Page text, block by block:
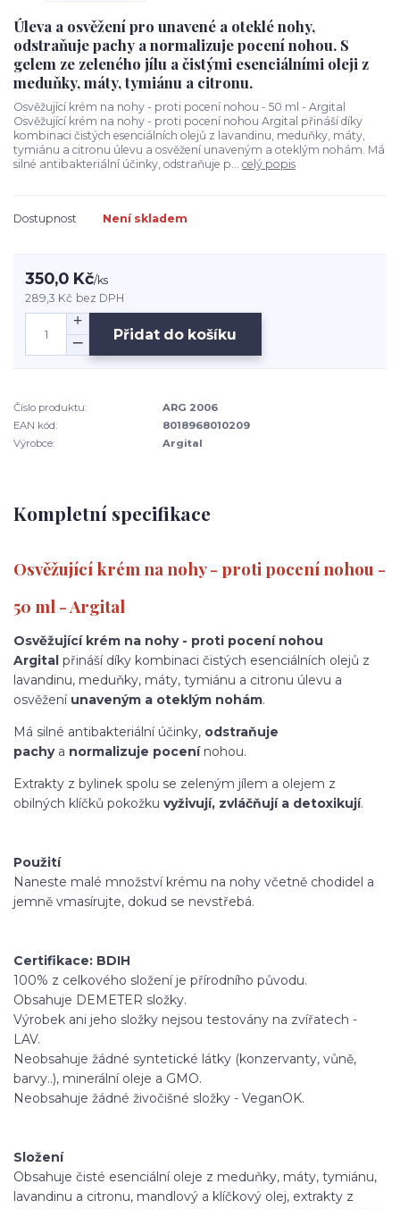
Úleva a osvěžení pro unavené a oteklé nohy,
odstraňuje pachy a normalizuje pocení nohou. S
gelem ze zeleného jílu a čistými esenciálními oleji z
meduňky, máty, tymiánu a citronu.
Osvěžující krém na nohy - proti pocení nohou - 50 ml - Argital
Osvěžující krém na nohy - proti pocení nohou Argital přináší díky
kombinaci čistých esenciálních olejů z lavandinu, meduňky, máty,
tymiánu a citronu úlevu a osvěžení unaveným a oteklým nohám. Má
silné antibakteriální účinky, odstraňuje p... celý popis
Dostupnost Není skladem
350,0 Kč/ks
289,3 Kč bez DPH
Přidat do košíku
Číslo produktu:
ARG 2006
EAN kód:
8018968010209
Výrobce:
Argital
Kompletní specifikace
Osvěžující krém na nohy - proti pocení nohou -
50 ml - Argital
Osvěžující krém na nohy - proti pocení nohou
Argital přináší díky kombinaci čistých esenciálních olejů z
lavandinu, meduňky, máty, tymiánu a citronu úlevu a
osvěžení unaveným a oteklým nohám.
Má silné antibakteriální účinky, odstraňuje
pachya normalizuje pocenínohou.
Extrakty z bylinek spolu se zeleným jílem a olejem z
obilných klíčků pokožku vyživují, zvláčňují a detoxikují.
Použití
Naneste malé množství krému na nohy včetně chodidel a
jemně vmasírujte, dokud se nevstřebá.
Certifikace: BDIH
100% z celkového složení je přírodního původu.
Obsahuje DEMETER složky.
Výrobek ani jeho složky nejsou testovány na zvířatech -
LAV.
Neobsahuje žádné syntetické látky (konzervanty, vůně,
barvy..), minerální oleje a GMO.
Neobsahuje žádné živočišné složky - VeganOK.
Složení
Obsahuje čisté esenciální oleje z meduňky, máty, tymiánu,
lavandinu a citronu, mandlový a klíčkový olej, extrakty z